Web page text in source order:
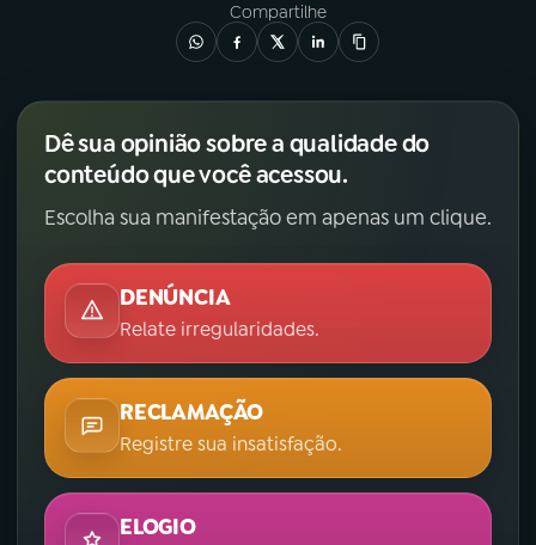
Compartilhe
Dê sua opinião sobre a qualidade do
conteúdo que você acessou.
Escolha sua manifestação em apenas um clique.
DENÚNCIA
Relate irregularidades.
RECLAMAÇÃO
Registre sua insatisfação.
ELOGIO